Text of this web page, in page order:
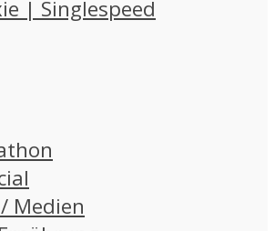
| Singlespeed
Medien